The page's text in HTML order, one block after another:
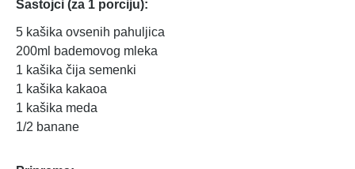
Sastojci (za 1 porciju):
5 kašika ovsenih pahuljica
200ml bademovog mleka
1 kašika čija semenki
1 kašika kakaoa
1 kašika meda
1/2 banane